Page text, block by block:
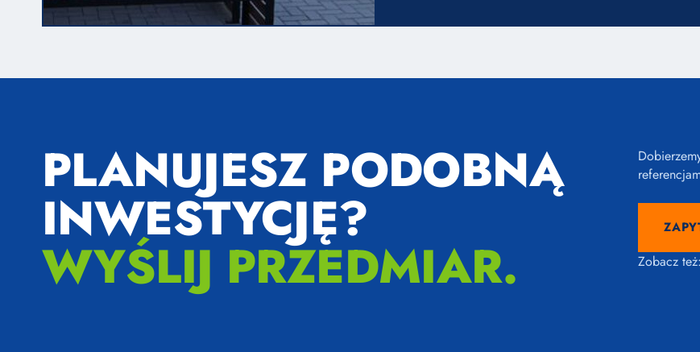
PLANUJESZ PODOBNĄ
INWESTYCJĘ?
WYŚLIJ PRZEDMIAR. Zobacz też: